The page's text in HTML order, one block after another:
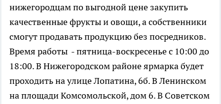
нижегородцам по выгодной цене закупить
качественные фрукты и овощи, а собственники
смогут продавать продукцию без посредников.
Время работы - пятница-воскресенье с 10:00 до
18:00. В Нижегородском районе ярмарка будет
проходить на улице Лопатина, 6б. В Ленинском
на площади Комсомольской, дом 6. В Советском